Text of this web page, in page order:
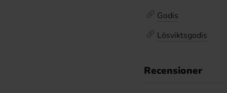
Godis
Lösviktsgodis
Recensioner